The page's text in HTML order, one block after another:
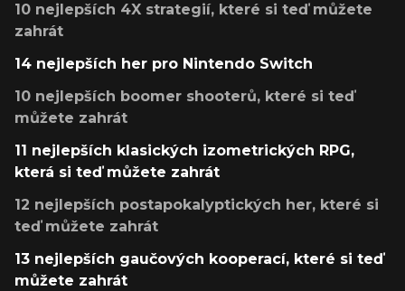
10 nejlepších 4X strategií, které si teď můžete
zahrát
14 nejlepších her pro Nintendo Switch
10 nejlepších boomer shooterů, které si teď
můžete zahrát
11 nejlepších klasických izometrických RPG,
která si teď můžete zahrát
12 nejlepších postapokalyptických her, které si
teď můžete zahrát
13 nejlepších gaučových kooperací, které si teď
můžete zahrát